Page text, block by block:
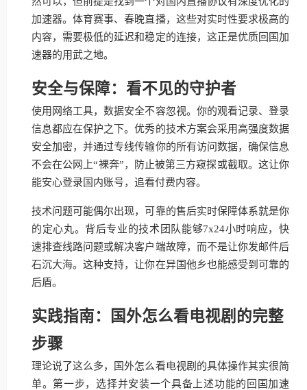
加速器。体育赛事、春晚直播，这些对实时性要求极高的
内容，需要极低的延迟和稳定的连接，这正是优质回国加
速器的用武之地。
安全与保障：看不见的守护者
使用网络工具，数据安全不容忽视。你的观看记录、登录
信息都应在保护之下。优秀的技术方案会采用高强度数据
安全加密，并通过专线传输你的所有访问数据，确保信息
不会在公网上“裸奔”，防止被第三方窥探或截取。这让你
能安心登录国内账号，追看付费内容。
技术问题可能偶尔出现，可靠的售后实时保障体系就是你
的定心丸。背后专业的技术团队能够7x24小时响应，快
速排查线路问题或解决客户端故障，而不是让你发邮件后
石沉大海。这种支持，让你在异国他乡也能感受到可靠的
后盾。
实践指南：国外怎么看电视剧的完整
步骤
理论说了这么多，国外怎么看电视剧的具体操作其实很简
单。第一步，选择并安装一个具备上述功能的回国加速